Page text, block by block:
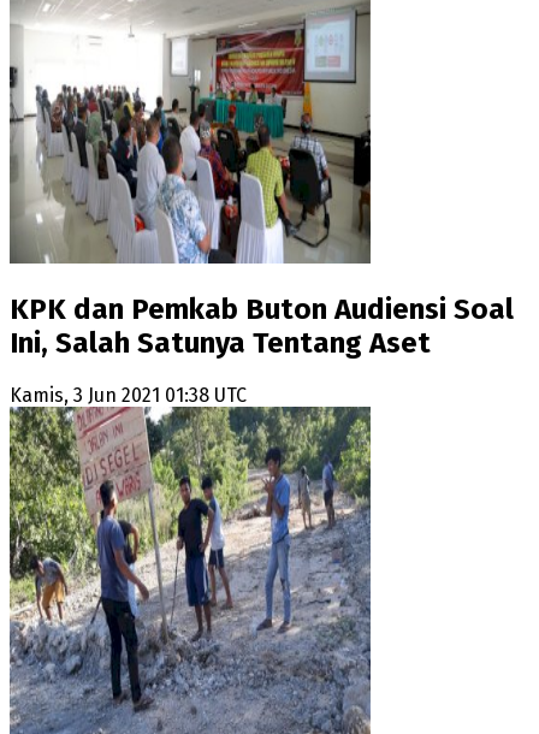
KPK dan Pemkab Buton Audiensi Soal
Ini, Salah Satunya Tentang Aset
Kamis, 3 Jun 2021 01:38 UTC